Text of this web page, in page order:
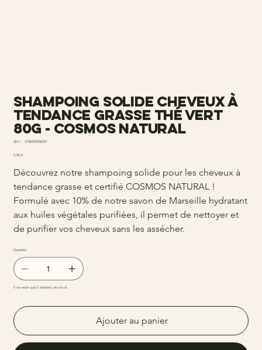
Shampoing solide cheveux à
tendance grasse Thé vert
80g - Cosmos Natural
SKU :
SKU
3700599206551
Prix
9,90 €
Découvrez notre shampoing solide pour les cheveux à
tendance grasse et certifié COSMOS NATURAL !
Formulé avec 10% de notre savon de Marseille hydratant
aux huiles végétales purifiées, il permet de nettoyer et
de purifier vos cheveux sans les assécher.
Quantité
Il ne reste que 5 article(s) en stock
Ajouter au panier